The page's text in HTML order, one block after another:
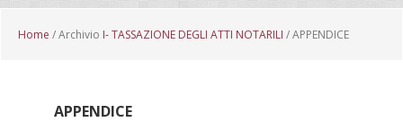
Home / Archivio I- TASSAZIONE DEGLI ATTI NOTARILI / APPENDICE
APPENDICE